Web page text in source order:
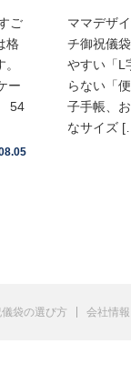
ご
格
ー
54
ママデザ
チ御祝儀
やすい「L
らない「
子手帳、
なサイズ
袋の選び方 会社情報